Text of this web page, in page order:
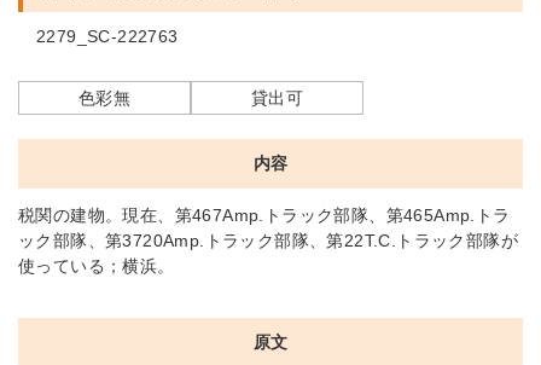
2279_SC-222763
色彩無 貸出可
内容
税関の建物。現在、第467Amp.トラック部隊、第465Amp.トラ
ック部隊、第3720Amp.トラック部隊、第22T.C.トラック部隊が
使っている；横浜。
原文